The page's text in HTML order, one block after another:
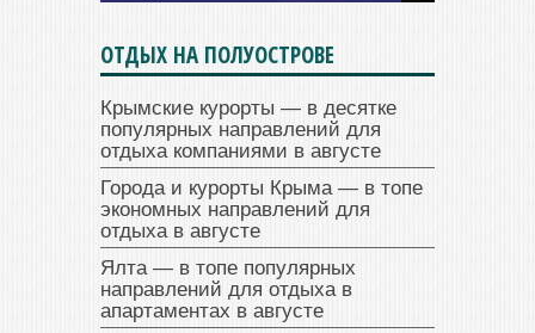
ОТДЫХ НА ПОЛУОСТРОВЕ
Крымские курорты — в десятке
популярных направлений для
отдыха компаниями в августе
Города и курорты Крыма — в топе
экономных направлений для
отдыха в августе
Ялта — в топе популярных
направлений для отдыха в
апартаментах в августе